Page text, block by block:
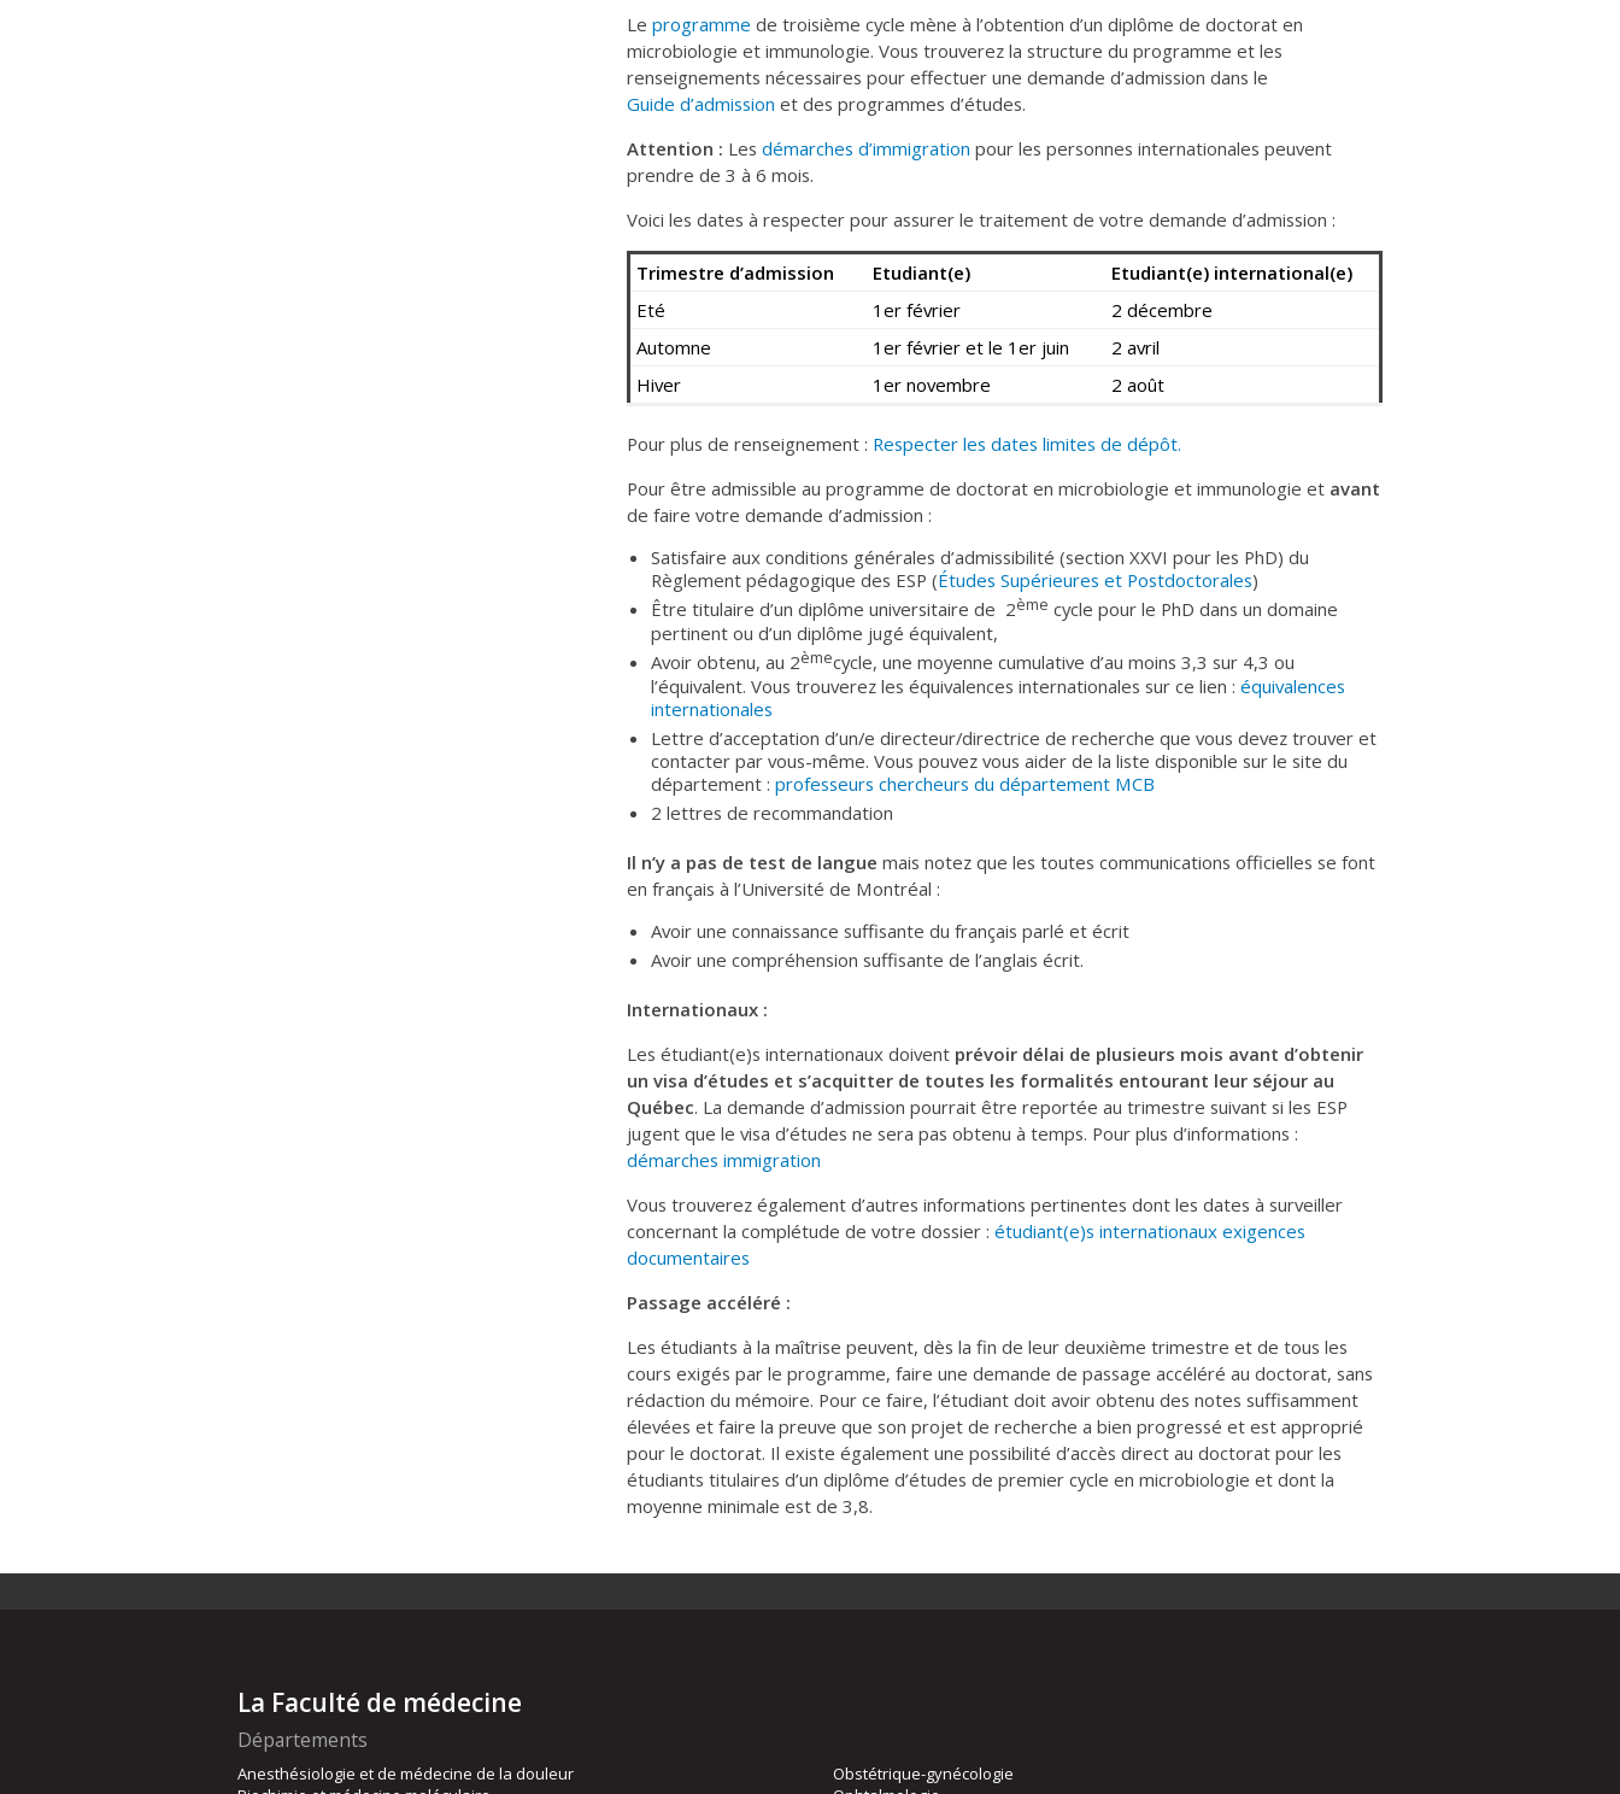
Le programme de troisième cycle mène à l’obtention d’un diplôme de doctorat en
microbiologie et immunologie. Vous trouverez la structure du programme et les
renseignements nécessaires pour effectuer une demande d’admission dans le
Guide d’admission et des programmes d’études.
Attention : Les démarches d’immigration pour les personnes internationales peuvent
prendre de 3 à 6 mois.
Voici les dates à respecter pour assurer le traitement de votre demande d’admission :
Trimestre d’admission Etudiant(e)
Etudiant(e) international(e)
Eté
1er février
2 décembre
Automne
1er février et le 1er juin
2 avril
Hiver
1er novembre 2 août
Pour plus de renseignement : Respecter les dates limites de dépôt.
Pour être admissible au programme de doctorat en microbiologie et immunologie et avant
de faire votre demande d’admission :
Satisfaire aux conditions générales d’admissibilité (section XXVI pour les PhD) du
Règlement pédagogique des ESP (Études Supérieures et Postdoctorales)
Être titulaire d’un diplôme universitaire de 2ème cycle pour le PhD dans un domaine
pertinent ou d’un diplôme jugé équivalent,
Avoir obtenu, au 2èmecycle, une moyenne cumulative d’au moins 3,3 sur 4,3 ou
l’équivalent. Vous trouverez les équivalences internationales sur ce lien : équivalences
internationales
Lettre d’acceptation d’un/e directeur/directrice de recherche que vous devez trouver et
contacter par vous-même. Vous pouvez vous aider de la liste disponible sur le site du
département : professeurs chercheurs du département MCB
2 lettres de recommandation
Il n’y a pas de test de langue mais notez que les toutes communications officielles se font
en français à l’Université de Montréal :
Avoir une connaissance suffisante du français parlé et écrit
Avoir une compréhension suffisante de l’anglais écrit.
Internationaux :
Les étudiant(e)s internationaux doivent prévoir délai de plusieurs mois avant d’obtenir
un visa d’études et s’acquitter de toutes les formalités entourant leur séjour au
Québec. La demande d’admission pourrait être reportée au trimestre suivant si les ESP
jugent que le visa d’études ne sera pas obtenu à temps. Pour plus d’informations :
démarches immigration
Vous trouverez également d’autres informations pertinentes dont les dates à surveiller
concernant la complétude de votre dossier : étudiant(e)s internationaux exigences
documentaires
Passage accéléré :
Les étudiants à la maîtrise peuvent, dès la fin de leur deuxième trimestre et de tous les
cours exigés par le programme, faire une demande de passage accéléré au doctorat, sans
rédaction du mémoire. Pour ce faire, l’étudiant doit avoir obtenu des notes suffisamment
élevées et faire la preuve que son projet de recherche a bien progressé et est approprié
pour le doctorat. Il existe également une possibilité d’accès direct au doctorat pour les
étudiants titulaires d’un diplôme d’études de premier cycle en microbiologie et dont la
moyenne minimale est de 3,8.
La Faculté de médecine
Départements
Anesthésiologie et de médecine de la douleur
Obstétrique-gynécologie